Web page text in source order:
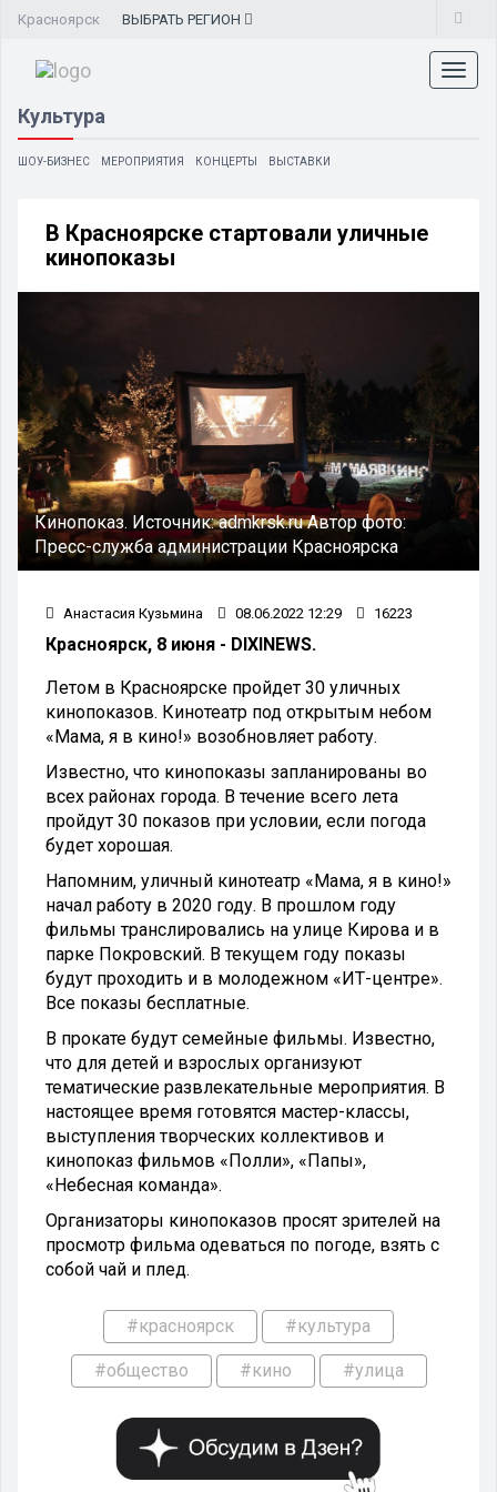
Красноярск ВЫБРАТЬ РЕГИОН
Культура
ШОУ-БИЗНЕС МЕРОПРИЯТИЯ КОНЦЕРТЫ ВЫСТАВКИ
В Красноярске стартовали уличные
кинопоказы
Кинопоказ. Источник:admkrsk.ruАвтор фото:
Пресс-служба администрации Красноярска
Анастасия Кузьмина 08.06.2022 12:29 16223
Красноярск, 8 июня - DIXINEWS.
Летом в Красноярске пройдет 30 уличных
кинопоказов. Кинотеатр под открытым небом
«Мама, я в кино!» возобновляет работу.
Известно, что кинопоказы запланированы во
всех районах города. В течение всего лета
пройдут 30 показов при условии, если погода
будет хорошая.
Напомним, уличный кинотеатр «Мама, я в кино!»
начал работу в 2020 году. В прошлом году
фильмы транслировались на улице Кирова и в
парке Покровский. В текущем году показы
будут проходить и в молодежном «ИТ-центре».
Все показы бесплатные.
В прокате будут семейные фильмы. Известно,
что для детей и взрослых организуют
тематические развлекательные мероприятия. В
настоящее время готовятся мастер-классы,
выступления творческих коллективов и
кинопоказ фильмов «Полли», «Папы»,
«Небесная команда».
Организаторы кинопоказов просят зрителей на
просмотр фильма одеваться по погоде, взять с
собой чай и плед.
#красноярск #культура
#общество #кино #улица